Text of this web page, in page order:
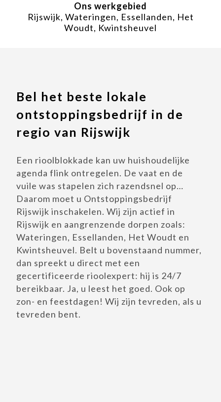
Ons werkgebied
Rijswijk, Wateringen, Essellanden, Het
Woudt, Kwintsheuvel
Bel het beste lokale
ontstoppingsbedrijf in de
regio van Rijswijk
Een rioolblokkade kan uw huishoudelijke
agenda flink ontregelen. De vaat en de
vuile was stapelen zich razendsnel op…
Daarom moet u Ontstoppingsbedrijf
Rijswijk inschakelen. Wij zijn actief in
Rijswijk en aangrenzende dorpen zoals:
Wateringen, Essellanden, Het Woudt en
Kwintsheuvel. Belt u bovenstaand nummer,
dan spreekt u direct met een
gecertificeerde rioolexpert: hij is 24/7
bereikbaar. Ja, u leest het goed. Ook op
zon- en feestdagen! Wij zijn tevreden, als u
tevreden bent.